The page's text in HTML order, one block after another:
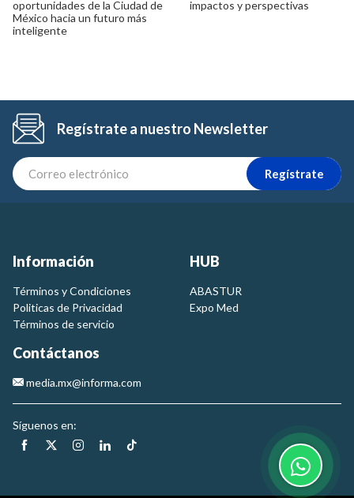
oportunidades de la Ciudad de
México hacia un futuro más
inteligente
impactos y perspectivas
Regístrate a nuestro Newsletter
Regístrate
Información
Términos y Condiciones
Politicas de Privacidad
Términos de servicio
HUB
ABASTUR
Expo Med
Contáctanos
media.mx@informa.com
Síguenos en: